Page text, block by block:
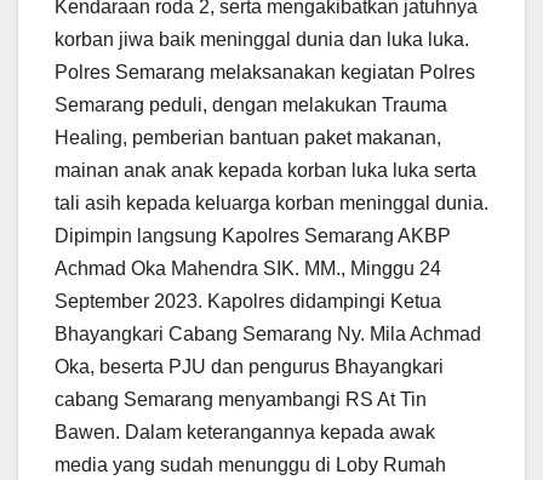
Kendaraan roda 2, serta mengakibatkan jatuhnya
korban jiwa baik meninggal dunia dan luka luka.
Polres Semarang melaksanakan kegiatan Polres
Semarang peduli, dengan melakukan Trauma
Healing, pemberian bantuan paket makanan,
mainan anak anak kepada korban luka luka serta
tali asih kepada keluarga korban meninggal dunia.
Dipimpin langsung Kapolres Semarang AKBP
Achmad Oka Mahendra SIK. MM., Minggu 24
September 2023. Kapolres didampingi Ketua
Bhayangkari Cabang Semarang Ny. Mila Achmad
Oka, beserta PJU dan pengurus Bhayangkari
cabang Semarang menyambangi RS At Tin
Bawen. Dalam keterangannya kepada awak
media yang sudah menunggu di Loby Rumah